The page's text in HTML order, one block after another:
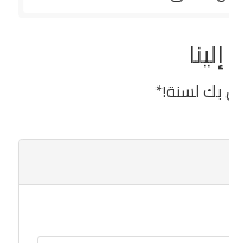
بك لسنة!*